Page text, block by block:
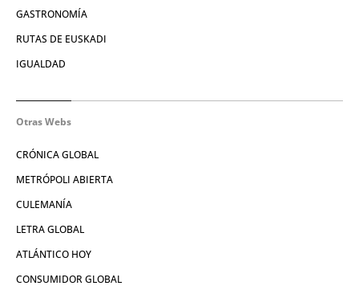
GASTRONOMÍA
RUTAS DE EUSKADI
IGUALDAD
Otras Webs
CRÓNICA GLOBAL
METRÓPOLI ABIERTA
CULEMANÍA
LETRA GLOBAL
ATLÁNTICO HOY
CONSUMIDOR GLOBAL